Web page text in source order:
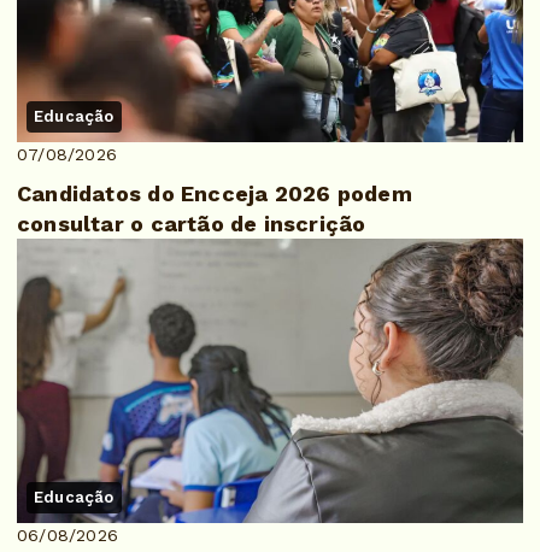
Educação
07/08/2026
Candidatos do Encceja 2026 podem
consultar o cartão de inscrição
Educação
06/08/2026